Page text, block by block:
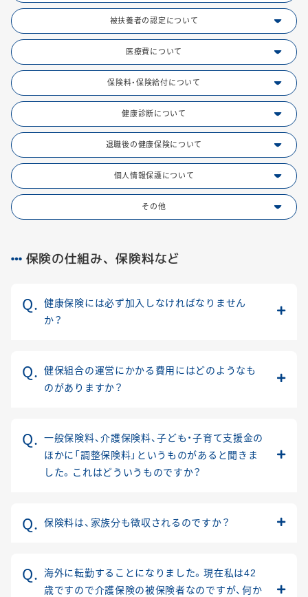
被扶養者の認定について
医療費について
保険料・保険給付について
健康診断について
退職後の健康保険について
個人情報保護について
その他
保険の仕組み、保険料など
健康保険には必ず加入しなければなりません
か？
健保組合の運営にかかる費用にはどのようなも
のがありますか？
一般保険料、介護保険料、子ども・子育て支援金の
ほかに「調整保険料」というものがあると聞きま
した。これはどういうものですか？
保険料は、家族分も徴収されるのですか？
海外に転勤することになりました。現在私は42
歳ですので介護保険の被保険者なのですが、何か